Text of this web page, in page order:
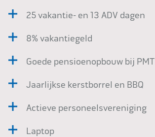
25 vakantie- en 13 ADV dagen
8% vakantiegeld
Goede pensioenopbouw bij PMT
Jaarlijkse kerstborrel en BBQ
Actieve personeelsvereniging
Laptop